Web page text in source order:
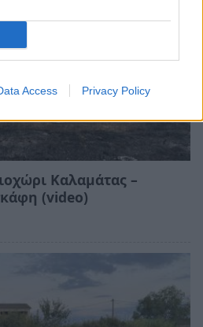
Access Privacy Policy
Καλαμάτας –
(video)